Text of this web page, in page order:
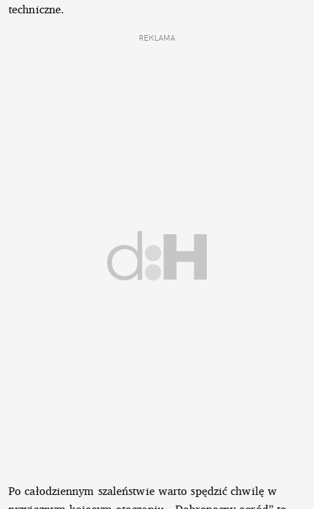
techniczne.
REKLAMA
Po całodziennym szaleństwie warto spędzić chwilę w